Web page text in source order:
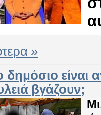
»
δημόσιο
βγάζουν;